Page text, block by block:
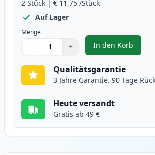
2 Stück | € 11,75 /Stück
Auf Lager
Menge
Verwenden Sie die Tasten, um
− +
1
In den Korb
, 2 stück
Qualitätsgarantie
3 Jahre Garantie. 90 Tage
Heute versandt
Gratis ab 49 €